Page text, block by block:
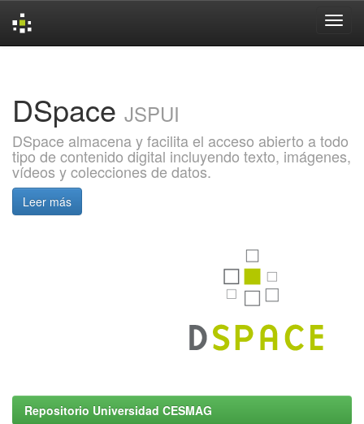
DSpace JSPUI
DSpace almacena y facilita el acceso abierto a todo
tipo de contenido digital incluyendo texto, imágenes,
vídeos y colecciones de datos.
Leer más
Repositorio Universidad CESMAG